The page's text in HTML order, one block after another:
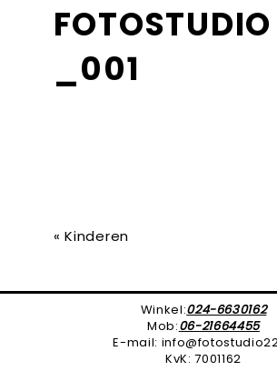
_001
« Kinderen
Winkel:024-6630162
Mob:06-21664455
E-mail:
KvK: 7001162